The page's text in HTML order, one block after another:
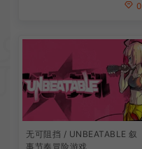
0
无可阻挡 / UNBEATABLE 叙
事节奏冒险游戏